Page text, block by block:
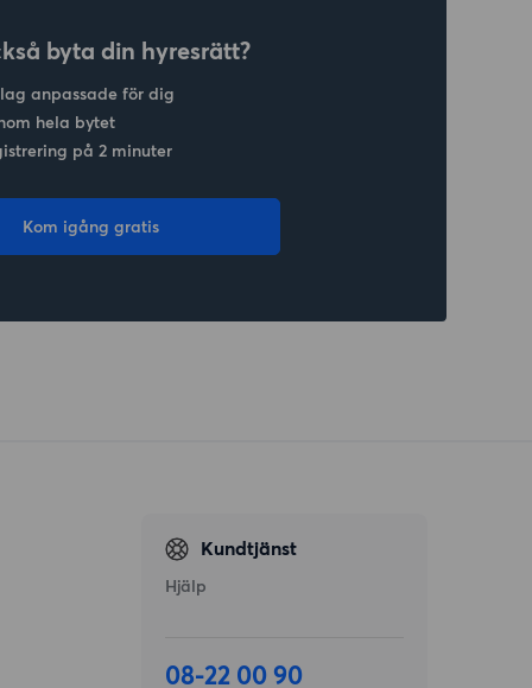
byta din hyresrätt?
anpassade för dig
hela bytet
på 2 minuter
Kom igång gratis
Kundtjänst
Hjälp
08-22 00 90